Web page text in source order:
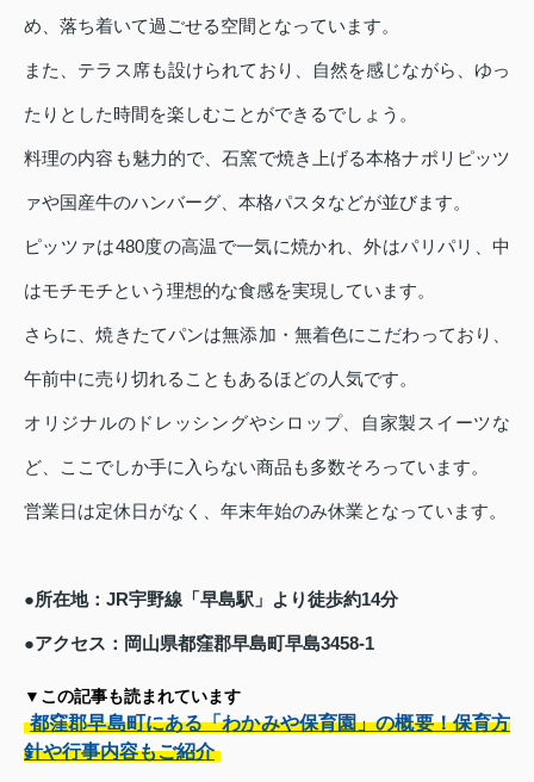
め、落ち着いて過ごせる空間となっています。
また、テラス席も設けられており、自然を感じながら、ゆっ
たりとした時間を楽しむことができるでしょう。
料理の内容も魅力的で、石窯で焼き上げる本格ナポリピッツ
ァや国産牛のハンバーグ、本格パスタなどが並びます。
ピッツァは480度の高温で一気に焼かれ、外はパリパリ、中
はモチモチという理想的な食感を実現しています。
さらに、焼きたてパンは無添加・無着色にこだわっており、
午前中に売り切れることもあるほどの人気です。
オリジナルのドレッシングやシロップ、自家製スイーツな
ど、ここでしか手に入らない商品も多数そろっています。
営業日は定休日がなく、年末年始のみ休業となっています。
●所在地：JR宇野線「早島駅」より徒歩約14分
●アクセス：岡山県都窪郡早島町早島3458-1
▼この記事も読まれています
都窪郡早島町にある「わかみや保育園」の概要！保育方
針や行事内容もご紹介